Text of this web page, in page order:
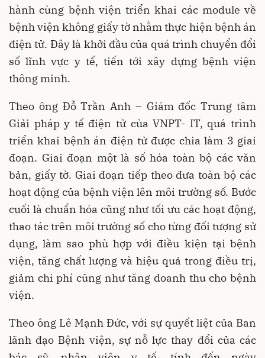
hành cùng bệnh viện triển khai các module về
bệnh viện không giấy tờ nhằm thực hiện bệnh án
điện tử. Đây là khởi đầu của quá trình chuyển đổi
số lĩnh vực y tế, tiến tới xây dựng bệnh viện
thông minh.
Theo ông Đỗ Trần Anh – Giám đốc Trung tâm
Giải pháp y tế điện tử của VNPT- IT, quá trình
triển khai bệnh án điện tử được chia làm 3 giai
đoạn. Giai đoạn một là số hóa toàn bộ các văn
bản, giấy tờ. Giai đoạn tiếp theo đưa toàn bộ các
hoạt động của bệnh viện lên môi trường số. Bước
cuối là chuẩn hóa cũng như tối ưu các hoạt động,
thao tác trên môi trường số cho từng đối tượng sử
dụng, làm sao phù hợp với điều kiện tại bệnh
viện, tăng chất lượng và hiệu quả trong điều trị,
giảm chi phí cũng như tăng doanh thu cho bệnh
viện.
Theo ông Lê Mạnh Đức, với sự quyết liệt của Ban
lãnh đạo Bệnh viện, sự nỗ lực thay đổi của các